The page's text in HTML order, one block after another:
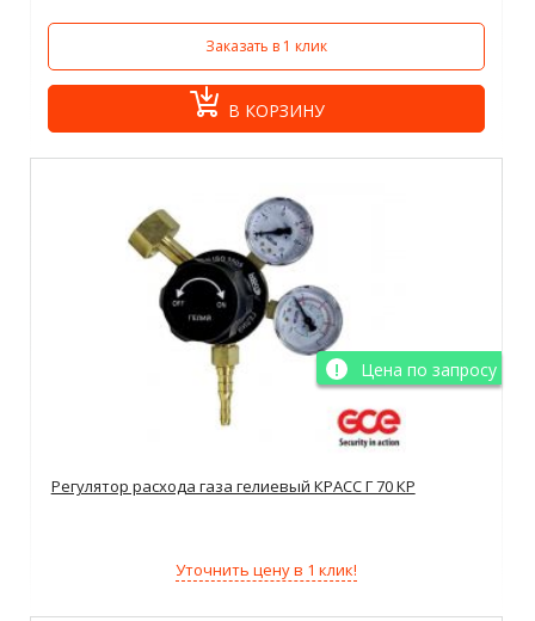
Заказать в 1 клик
В КОРЗИНУ
Цена по запросу
Регулятор расхода газа гелиевый КРАСС Г 70 КР
Уточнить цену в 1 клик!